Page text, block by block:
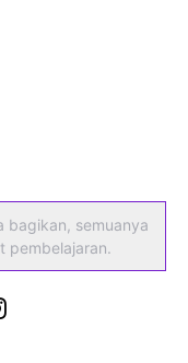
bagikan, semuanya
pembelajaran.